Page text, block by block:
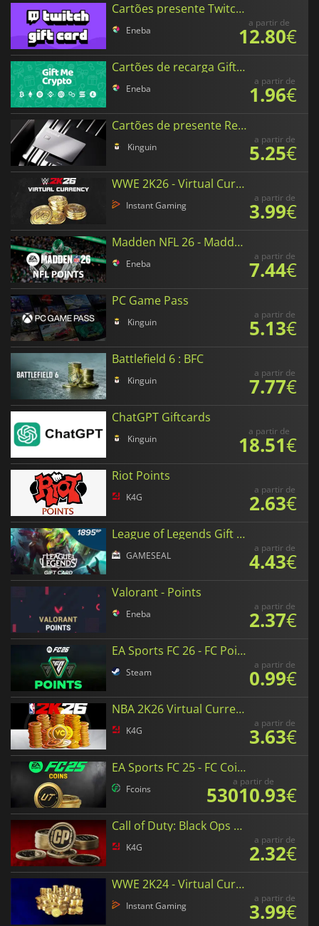
Cartões presente Twitch em Euros
Eneba
a partir de
12.80€
Cartões de recarga Gift Me Crypto em Euros
Eneba
a partir de
1.96€
Cartões de presente Revolut em Euros
Kinguin
a partir de
5.25€
WWE 2K26 - Virtual Currency
Instant Gaming
a partir de
3.99€
Madden NFL 26 - Madden Points
Eneba
a partir de
7.44€
PC Game Pass
Kinguin
a partir de
5.13€
Battlefield 6 : BFC
Kinguin
a partir de
7.77€
ChatGPT Giftcards
Kinguin
a partir de
18.51€
Riot Points
K4G
a partir de
2.63€
League of Legends Gift Card
GAMESEAL
a partir de
4.43€
Valorant - Points
Eneba
a partir de
2.37€
EA Sports FC 26 - FC Points
Steam
a partir de
0.99€
NBA 2K26 Virtual Currency
K4G
a partir de
3.63€
EA Sports FC 25 - FC Coins
Fcoins
a partir de
53010.93€
Call of Duty: Black Ops 6 Points
K4G
a partir de
2.32€
WWE 2K24 - Virtual Currency
Instant Gaming
a partir de
3.99€